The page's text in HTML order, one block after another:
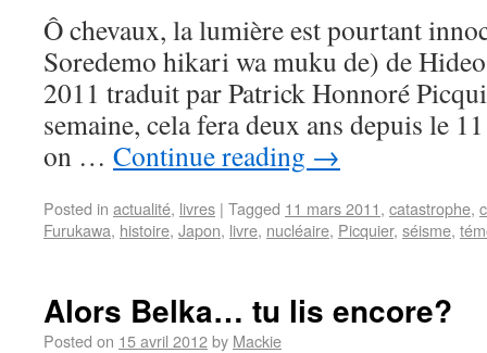
Ô chevaux, la lumière est pourtant
Soredemo hikari wa muku de) de
2011 traduit par Patrick Honnoré
semaine, cela fera deux ans depuis le
on … Continue reading →
Posted in actualité, livres | Tagged 11 mars 2011, catastrophe,
Furukawa, histoire, Japon, livre, nucléaire, Picquier, séisme,
Alors Belka… tu lis encore?
Posted on 15 avril 2012by Mackie